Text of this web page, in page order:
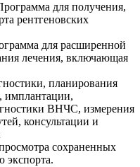
для получения,
рентгеновских
для расширенной
лечения, включающая
планирования
имплантации,
ВНЧС, измерения
консультации и
сохраненных
экспорта.